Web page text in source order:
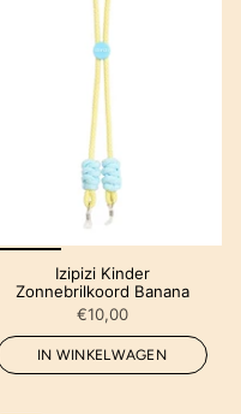
Izipizi Kinder
Zonnebrilkoord Banana
€10,00
IN WINKELWAGEN